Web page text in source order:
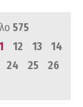
575
12 13
14
24 25
26